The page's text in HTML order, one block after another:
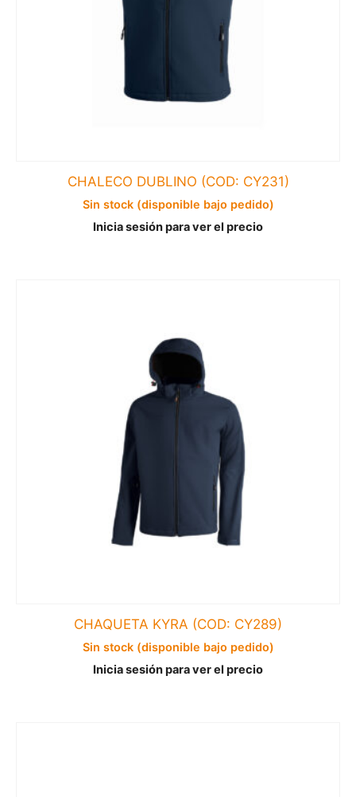
CHALECO DUBLINO (COD: CY231)
Sin stock (disponible bajo pedido)
Inicia sesión para ver el precio
CHAQUETA KYRA (COD: CY289)
Sin stock (disponible bajo pedido)
Inicia sesión para ver el precio